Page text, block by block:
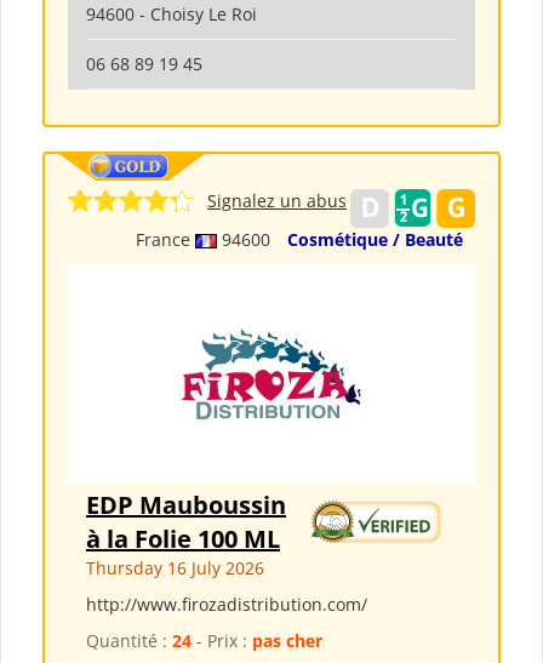
94600 - Choisy Le Roi
06 68 89 19 45
France 94600 Cosmétique / Beauté
Signalez un abus
EDP Mauboussin
à la Folie 100 ML
Thursday 16 July 2026
http://www.firozadistribution.com/
Quantité : 24 - Prix : pas cher